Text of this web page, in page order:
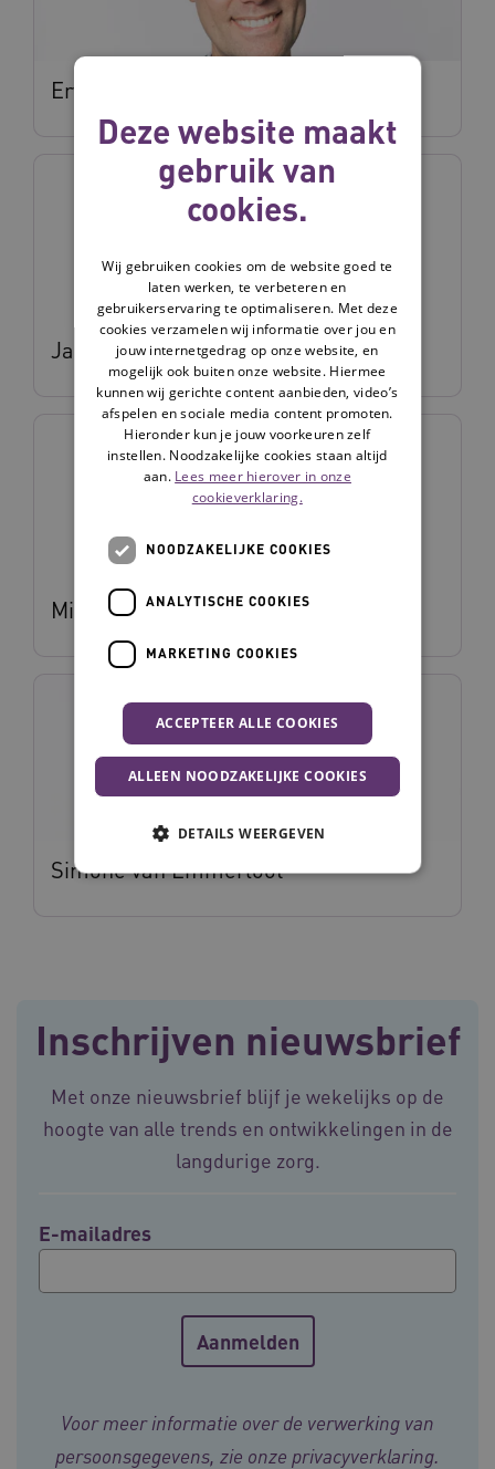
Erwin Bleumink
Janneke Haan
Mirella Minkman
Simone van Emmerloot
Inschrijven nieuwsbrief
Met onze nieuwsbrief blijf je wekelijks op de
hoogte van alle trends en ontwikkelingen in de
langdurige zorg.
E-mailadres
Voor meer informatie over de verwerking van
persoonsgegevens, zie onze privacyverklaring.
Deze website maakt
gebruik van
cookies.
Wij gebruiken cookies om de website goed te
laten werken, te verbeteren en
gebruikerservaring te optimaliseren. Met deze
cookies verzamelen wij informatie over jou en
jouw internetgedrag op onze website, en
mogelijk ook buiten onze website. Hiermee
kunnen wij gerichte content aanbieden, video’s
afspelen en sociale media content promoten.
Hieronder kun je jouw voorkeuren zelf
instellen. Noodzakelijke cookies staan altijd
aan. Lees meer hierover in onze
cookieverklaring.
NOODZAKELIJKE COOKIES
ANALYTISCHE COOKIES
MARKETING COOKIES
ACCEPTEER ALLE COOKIES
ALLEEN NOODZAKELIJKE COOKIES
DETAILS WEERGEVEN
worden altijd geplaatst en maken geen inbreuk
op uw privacy.
__Secure-ROLLOUT_TOKEN
.youtube.com
5
UMB_SESSION
www.vilans.nl
__Secure-YNID .youtube.com
5
.vimeo.com
Google Privacy Policy